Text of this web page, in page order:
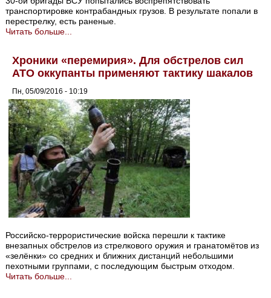
транспортировке контрабандных грузов. В результате попали в
перестрелку, есть раненые.
Читать больше...
Хроники «перемирия». Для обстрелов сил
АТО оккупанты применяют тактику шакалов
Пн, 05/09/2016 - 10:19
Российско-террористические войска перешли к тактике
внезапных обстрелов из стрелкового оружия и гранатомётов из
«зелёнки» со средних и ближних дистанций небольшими
пехотными группами, с последующим быстрым отходом.
Читать больше...